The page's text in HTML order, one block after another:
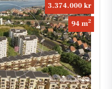
3.374.000 kr
94 m2